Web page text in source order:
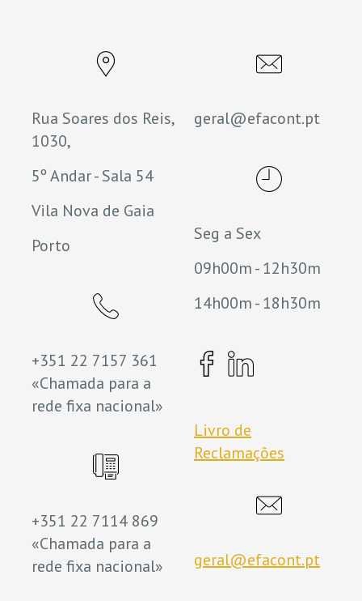
Rua Soares dos Reis,
1030,
5º Andar - Sala 54
Vila Nova de Gaia
Porto
+351 22 7157 361
«Chamada para a
rede fixa nacional»
+351 22 7114 869
«Chamada para a
rede fixa nacional»
geral@efacont.pt
Seg a Sex
09h00m - 12h30m
14h00m - 18h30m
Livro de
Reclamações
geral@efacont.pt